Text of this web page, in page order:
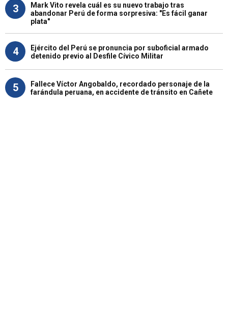
3
Mark Vito revela cuál es su nuevo trabajo tras
abandonar Perú de forma sorpresiva: "Es fácil ganar
plata"
4
Ejército del Perú se pronuncia por suboficial armado
detenido previo al Desfile Cívico Militar
5
Fallece Víctor Angobaldo, recordado personaje de la
farándula peruana, en accidente de tránsito en Cañete